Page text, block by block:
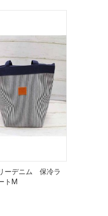
ーデニム 保冷ラ
トM